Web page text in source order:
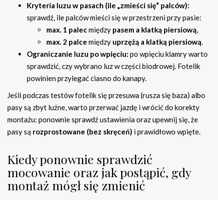
Kryteria luzu w pasach (ile „zmieści się” palców):
sprawdź, ile palców mieści się w przestrzeni przy pasie:
max. 1 palecmiędzy pasem a klatką piersiową,
max. 2 palce między uprzężą a klatką piersiową.
Ograniczanie luzu po wpięciu: po wpięciu klamry warto
sprawdzić, czy wybrano luz w części biodrowej. Fotelik
powinien przylegać ciasno do kanapy.
Jeśli podczas testów fotelik się przesuwa (rusza się baza) albo
pasy są zbyt luźne, warto przerwać jazdę i wrócić do korekty
montażu: ponownie sprawdź ustawienia oraz upewnij się, że
pasy są rozprostowane (bez skręceń) i prawidłowo wpięte.
Kiedy ponownie sprawdzić
mocowanie oraz jak postąpić, gdy
montaż mógł się zmienić